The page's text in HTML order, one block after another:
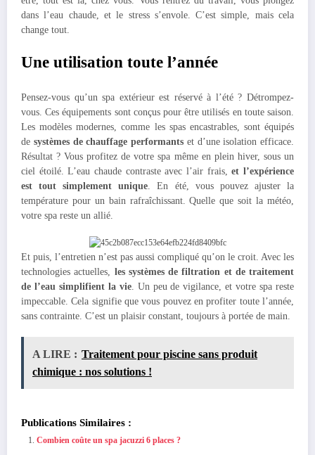
dans l’eau chaude, et le stress s’envole. C’est simple, mais cela
change tout.
Une utilisation toute l’année
Pensez-vous qu’un spa extérieur est réservé à l’été ? Détrompez-
vous. Ces équipements sont conçus pour être utilisés en toute saison.
Les modèles modernes, comme les spas encastrables, sont équipés
de systèmes de chauffage performants et d’une isolation efficace.
Résultat ? Vous profitez de votre spa même en plein hiver, sous un
ciel étoilé. L’eau chaude contraste avec l’air frais,et l’expérience
est tout simplement unique . En été, vous pouvez ajuster la
température pour un bain rafraîchissant. Quelle que soit la météo,
votre spa reste un allié.
Et puis, l’entretien n’est pas aussi compliqué qu’on le croit. Avec les
technologies actuelles, les systèmes de filtration et de traitement
de l’eau simplifient la vie. Un peu de vigilance, et votre spa reste
impeccable. Cela signifie que vous pouvez en profiter toute l’année,
sans contrainte. C’est un plaisir constant, toujours à portée de main.
A LIRE : Traitement pour piscine sans produit
chimique : nos solutions !
Publications Similaires :
Combien coûte un spa jacuzzi 6 places ?